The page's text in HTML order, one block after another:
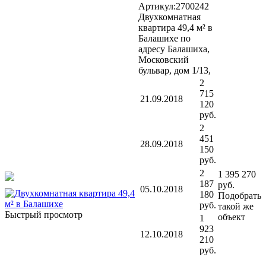
Быстрый просмотр
Артикул:2700242
Двухкомнатная
квартира 49,4 м² в
Балашихе по
адресу Балашиха,
Московский
бульвар, дом 1/13,
21.09.2018
2
715
120
руб.
28.09.2018
2
451
150
руб.
05.10.2018
2
187
180
руб.
12.10.2018
1
923
210
руб.
1 395 270
руб.
Подобрать
такой же
объект